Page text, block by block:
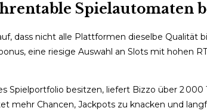
Spielautomaten
dass nicht alle Plattformen dieselbe Qualität
eine riesige Auswahl an Slots mit hohen
Spielportfolio besitzen, liefert Bizzo über 2 000
mehr Chancen, Jackpots zu knacken und